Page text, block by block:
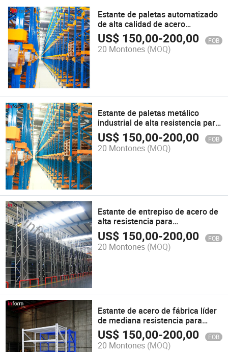
Estante de paletas automatizado
de alta calidad de acero
personalizado para
almacenamiento en almacén de
alta resistencia
US$ 150,00-200,00 FOB
20 Montones (MOQ)
Estante de paletas metálico
industrial de alta resistencia para
soluciones de almacenamiento
en almacenes
US$ 150,00-200,00 FOB
20 Montones (MOQ)
Estante de entrepiso de acero de
alta resistencia para
almacenamiento industrial en
almacenes
US$ 150,00-200,00 FOB
20 Montones (MOQ)
Estante de acero de fábrica líder
de mediana resistencia para
tienda de comestibles
US$ 150,00-200,00 FOB
20 Montones (MOQ)